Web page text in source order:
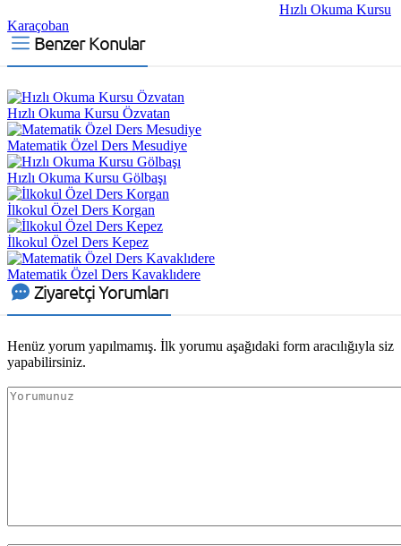
Hızlı Okuma Kursu
Karaçoban
Benzer Konular
Hızlı Okuma Kursu Özvatan
Matematik Özel Ders Mesudiye
Hızlı Okuma Kursu Gölbaşı
İlkokul Özel Ders Korgan
İlkokul Özel Ders Kepez
Matematik Özel Ders Kavaklıdere
Ziyaretçi Yorumları
Henüz yorum yapılmamış. İlk yorumu aşağıdaki form aracılığıyla siz
yapabilirsiniz.